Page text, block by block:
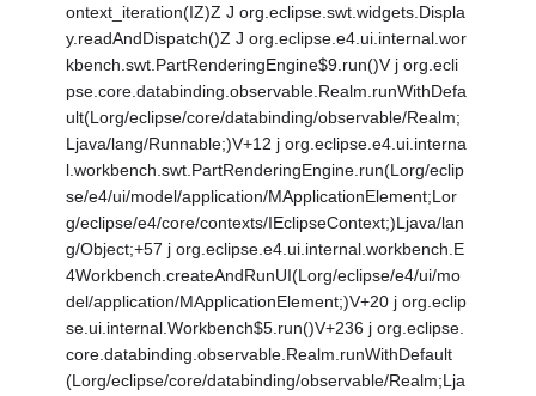
ontext_iteration(IZ)Z J org.eclipse.swt.widgets.Displa
y.readAndDispatch()Z J org.eclipse.e4.ui.internal.wor
kbench.swt.PartRenderingEngine$9.run()V j org.ecli
pse.core.databinding.observable.Realm.runWithDefa
ult(Lorg/eclipse/core/databinding/observable/Realm;
Ljava/lang/Runnable;)V+12 j org.eclipse.e4.ui.interna
l.workbench.swt.PartRenderingEngine.run(Lorg/eclip
se/e4/ui/model/application/MApplicationElement;Lor
g/eclipse/e4/core/contexts/IEclipseContext;)Ljava/lan
g/Object;+57 j org.eclipse.e4.ui.internal.workbench.E
4Workbench.createAndRunUI(Lorg/eclipse/e4/ui/mo
del/application/MApplicationElement;)V+20 j org.eclip
se.ui.internal.Workbench$5.run()V+236 j org.eclipse.
core.databinding.observable.Realm.runWithDefault
(Lorg/eclipse/core/databinding/observable/Realm;Lja